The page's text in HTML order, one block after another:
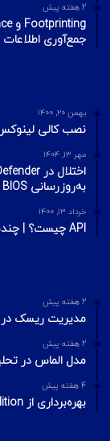
2 هفته پیش
جمع‌آوری
بهمن ۲۰, ۱۴۰۰
نصب کالی لینوکس
مهر ۱۳, ۱۴۰۴
به‌روزرسانی BIOS
خرداد ۱۳, ۱۴۰۰
API چیست؟ | چندمورد از کاربردهای آن
2 هفته پیش
مدیریت ریسک در
2 هفته پیش
مدل الماس در
4 هفته پیش
بهره‌برداری از Race Condition با استفاده از Turbo Intruder